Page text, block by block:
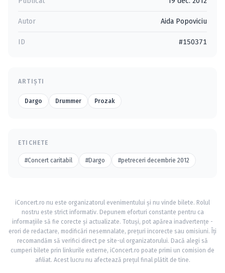
Autor Aida Popoviciu
ID #150371
ARTIȘTI
Dargo Drummer Prozak
ETICHETE
#Concert caritabil #Dargo #petreceri decembrie 2012
iConcert.ro nu este organizatorul evenimentului și nu vinde bilete. Rolul
nostru este strict informativ. Depunem eforturi constante pentru ca
informațiile să fie corecte și actualizate. Totuși, pot apărea inadvertențe -
erori de redactare, modificări nesemnalate, prețuri incorecte sau omisiuni. Îți
recomandăm să verifici direct pe site-ul organizatorului. Dacă alegi să
cumperi bilete prin linkurile externe, iConcert.ro poate primi un comision de
afiliat. Acest lucru nu afectează prețul final plătit de tine.